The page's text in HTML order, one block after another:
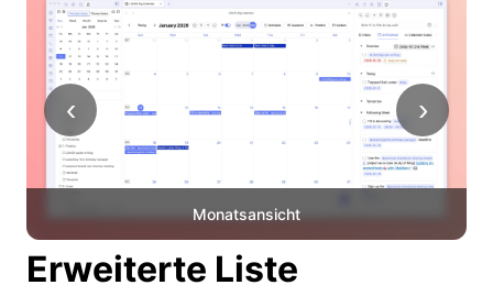
‹ ›
Monatsansicht
Erweiterte Liste